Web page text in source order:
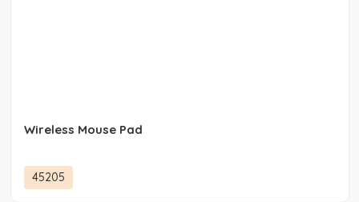
Wireless Mouse Pad
45205